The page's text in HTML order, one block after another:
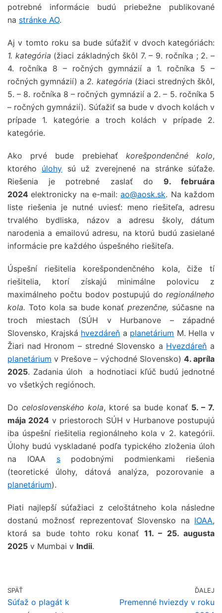
potrebné informácie budú priebežne publikované
na stránke AO.
Aj v tomto roku sa bude súťažiť v dvoch kategóriách:
1. kategória (žiaci základných škôl 7. – 9. ročníka ; 2. –
4. ročníka 8 – ročných gymnázií a 1. ročníka 5 –
ročných gymnázií) a 2. kategória (žiaci stredných škôl,
5. – 8. ročníka 8 – ročných gymnázií a 2. – 5. ročníka 5
– ročných gymnázií). Súťažiť sa bude v dvoch kolách v
prípade 1. kategórie a troch kolách v prípade 2.
kategórie.
Ako prvé bude prebiehať korešpondenčné kolo,
ktorého úlohy sú už zverejnené na stránke súťaže.
Riešenia je potrebné zaslať do 9. februára
2024elektronicky na e-mail:ao@aosk.sk. Na každom
liste riešenia je nutné uviesť: meno riešiteľa, adresu
trvalého bydliska, názov a adresu školy, dátum
narodenia a emailovú adresu, na ktorú budú zasielané
informácie pre každého úspešného riešiteľa.
Úspešní riešitelia korešpondenčného kola, čiže tí
riešitelia, ktorí získajú minimálne polovicu z
maximálneho počtu bodov postupujú do regionálneho
kola. Toto kola sa bude konaťprezenčne, súčasne na
troch miestach (SÚH v Hurbanove – západné
Slovensko, Krajská hvezdáreň a planetárium M. Hella v
Žiari nad Hronom – stredné Slovensko a Hvezdáreň a
planetárium v Prešove – východné Slovensko) 4. apríla
2025. Zadania úloh a hodnotiaci kľúč budú jednotné
vo všetkých regiónoch.
Do celoslovenského kola, ktoré sa bude konať 5. – 7.
mája 2024 v priestoroch SÚH v Hurbanove postupujú
iba úspešní riešitelia regionálneho kola v 2. kategórii.
Úlohy budú vyskladané podľa typického zloženia úloh
na IOAA spodobnými podmienkami riešenia
(teoretické úlohy, dátová analýza, pozorovanie a
planetárium).
Piati najlepší súťažiaci z celoštátneho kola následne
dostanú možnosť reprezentovať Slovensko na IOAA,
ktorá sa bude tohto roku konať 11. – 25. augusta
2025 v Mumbai v Indii.
SPÄŤ
Súťaž o plagát k
ĎALEJ
Premenné hviezdy v roku